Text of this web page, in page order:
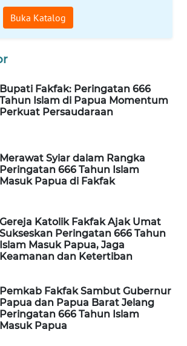
Buka Katalog
Bupati Fakfak: Peringatan 666
Tahun Islam di Papua Momentum
Perkuat Persaudaraan
Merawat Syiar dalam Rangka
Peringatan 666 Tahun Islam
Masuk Papua di Fakfak
Gereja Katolik Fakfak Ajak Umat
Sukseskan Peringatan 666 Tahun
Islam Masuk Papua, Jaga
Keamanan dan Ketertiban
Pemkab Fakfak Sambut Gubernur
Papua dan Papua Barat Jelang
Peringatan 666 Tahun Islam
Masuk Papua